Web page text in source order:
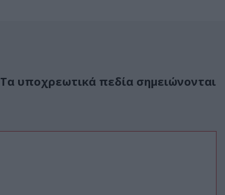
Τα υποχρεωτικά πεδία σημειώνονται